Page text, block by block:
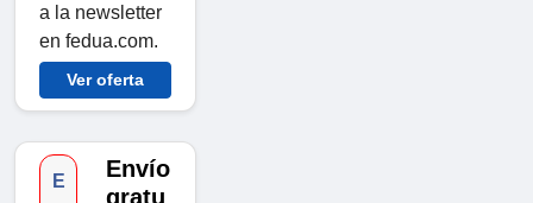
a la newsletter
en fedua.com.
Ver oferta
E
Envío
gratu